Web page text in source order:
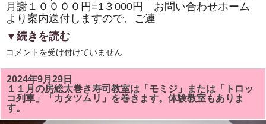
ト
レ
ー
ョ
を
ま
し
た！！
は
月謝１００００円=1３000円 お問い合わせホーム
より案内送付しますので、ご連
▼続きを読む
１
月
の
房
総
太
巻
き
コメントを受け付けていません
2024年9月29日
１１月の房総太巻き寿司教室は「モミジ」または「トロッ
コ列車」「カタツムリ」を巻きます。体験教室もありま
す。